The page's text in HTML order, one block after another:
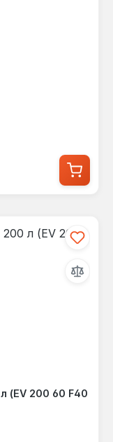
(EV 200 60 F40